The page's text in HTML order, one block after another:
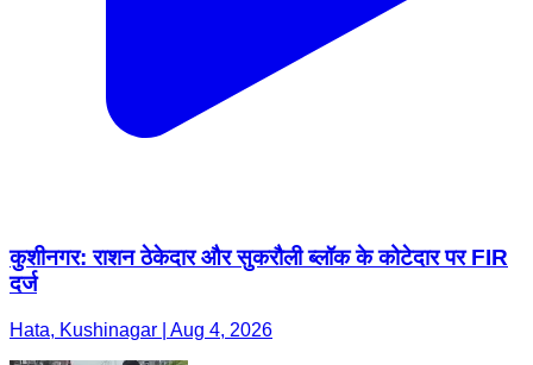
कुशीनगर: राशन ठेकेदार और सुकरौली ब्लॉक के कोटेदार पर FIR
दर्ज
Hata, Kushinagar | Aug 4, 2026